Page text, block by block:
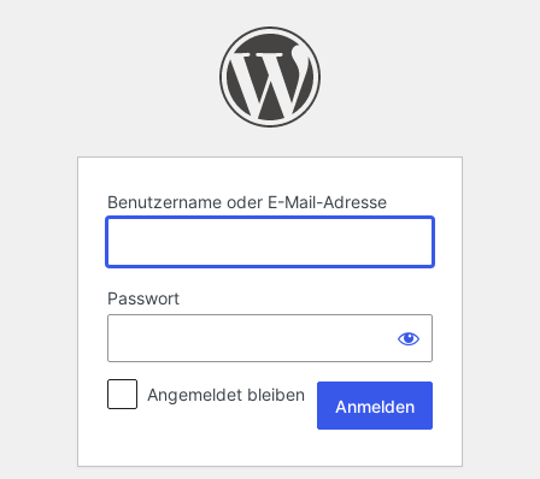
Benutzername oder E-Mail-Adresse
Passwort
Angemeldet bleiben